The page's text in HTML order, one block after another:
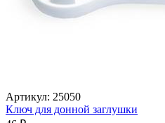
Артикул: 25050
Ключ для донной заглушки